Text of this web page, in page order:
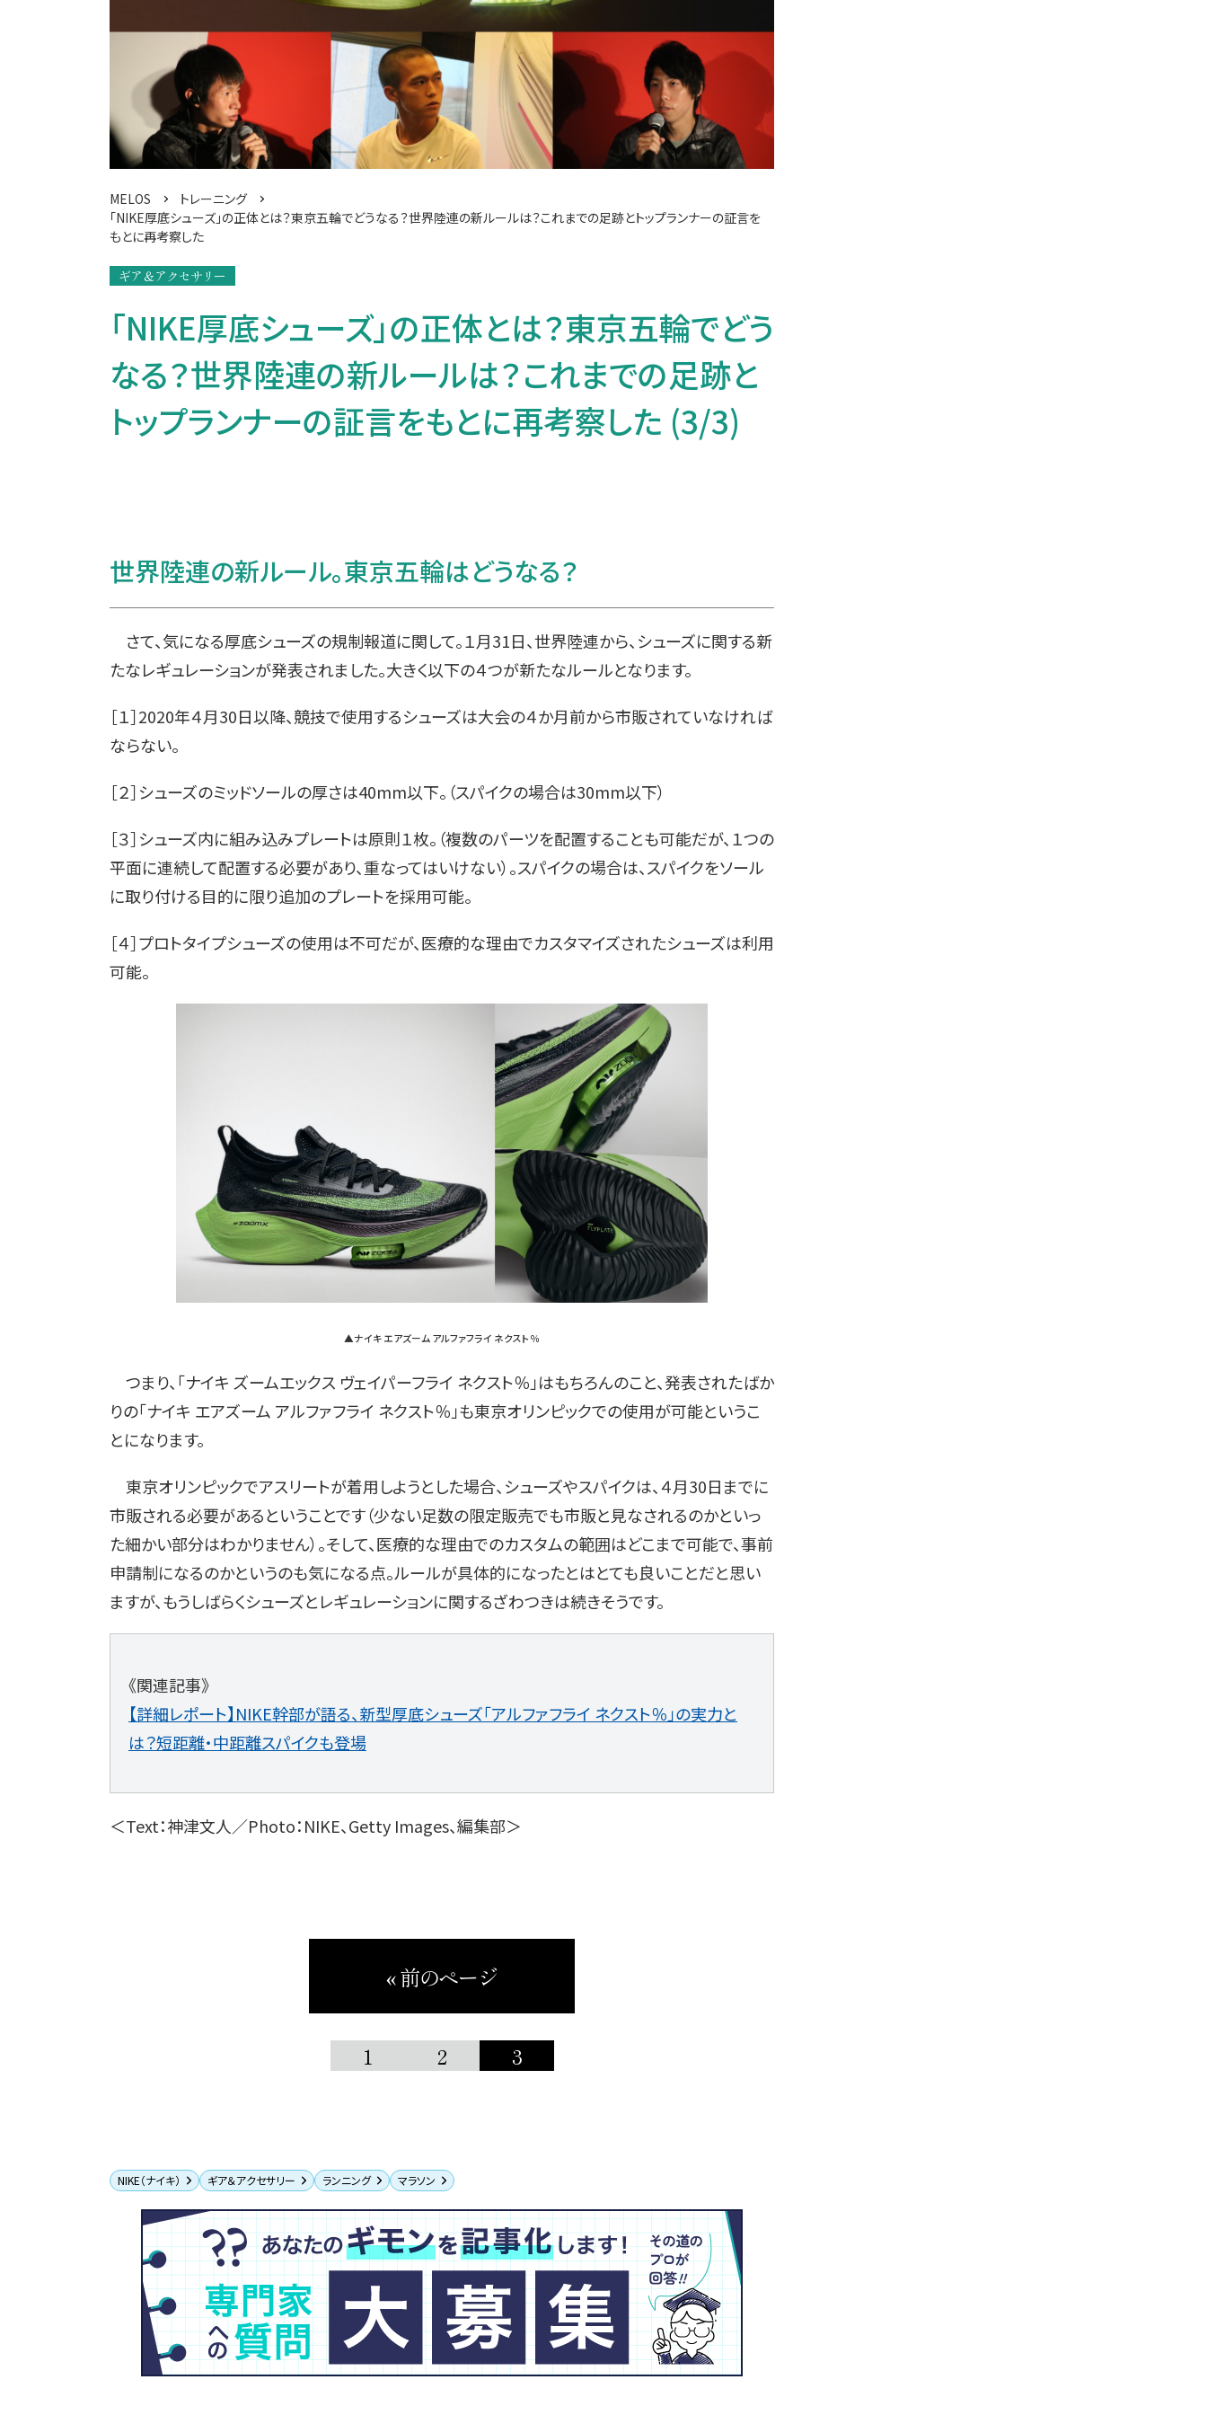
MELOS
トレーニング
「NIKE厚底シューズ」の正体とは？東京五輪でどうなる？世界陸連の新ルールは？これまでの足跡とトップランナーの証言を
もとに再考察した
ギア＆アクセサリー
「NIKE厚底シューズ」の正体とは？東京五輪でどう
なる？世界陸連の新ルールは？これまでの足跡と
トップランナーの証言をもとに再考察した (3/3)
世界陸連の新ルール。東京五輪はどうなる？
さて、気になる厚底シューズの規制報道に関して。１月31日、世界陸連から、シューズに関する新
たなレギュレーションが発表されました。大きく以下の４つが新たなルールとなります。
［１］2020年４月30日以降、競技で使用するシューズは大会の４か月前から市販されていなければ
ならない。
［２］シューズのミッドソールの厚さは40mm以下。（スパイクの場合は30mm以下）
［３］シューズ内に組み込みプレートは原則１枚。（複数のパーツを配置することも可能だが、１つの
平面に連続して配置する必要があり、重なってはいけない）。スパイクの場合は、スパイクをソール
に取り付ける目的に限り追加のプレートを採用可能。
［４］プロトタイプシューズの使用は不可だが、医療的な理由でカスタマイズされたシューズは利用
可能。
▲ナイキ エアズーム アルファフライ ネクスト％
つまり、「ナイキ ズームエックス ヴェイパーフライ ネクスト％」はもちろんのこと、発表されたばか
りの「ナイキ エアズーム アルファフライ ネクスト％」も東京オリンピックでの使用が可能というこ
とになります。
東京オリンピックでアスリートが着用しようとした場合、シューズやスパイクは、４月30日までに
市販される必要があるということです（少ない足数の限定販売でも市販と見なされるのかといっ
た細かい部分はわかりません）。そして、医療的な理由でのカスタムの範囲はどこまで可能で、事前
申請制になるのかというのも気になる点。ルールが具体的になったとはとても良いことだと思い
ますが、もうしばらくシューズとレギュレーションに関するざわつきは続きそうです。
《関連記事》
【詳細レポート】NIKE幹部が語る、新型厚底シューズ「アルファフライ ネクスト％」の実力と
は？短距離・中距離スパイクも登場
＜Text：神津文人／Photo：NIKE、Getty Images、編集部＞
« 前のページ
1 2 3
NIKE（ナイキ） ギア＆アクセサリー ランニング マラソン